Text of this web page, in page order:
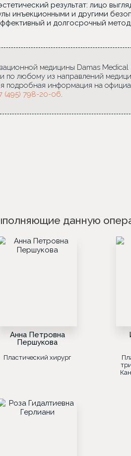
результат: лицо
инъекционными и другими
и долгосрочный метод.
медицины Damas Medical
по любому из направлений
подробная информация на
(495) 798-20-06.
данную
Анна Петровна
Першукова
Пластический хирург